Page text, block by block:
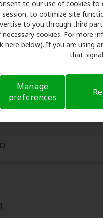
to our use of cookies to
session, to optimize site
to you through third
necessary cookies. For more
here below). If you are using
that
Manage
preferences
descuentos
exámenes con
de su consulta en
de seguro para
transparente su
preguntas sobre el